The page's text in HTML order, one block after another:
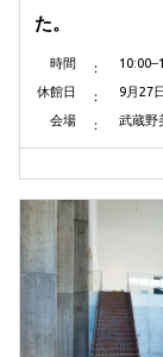
た。
時間
休館日
9月27
会場
武蔵